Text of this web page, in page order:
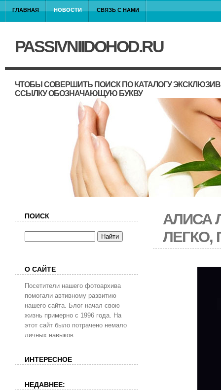
ГЛАВНАЯ НОВОСТИ СВЯЗЬ С НАМИ
PASSIVNIIDOHOD.RU
ЧТОБЫ СОВЕРШИТЬ ПОИСК ПО КАТАЛОГУ
ССЫЛКУ ОБОЗНАЧАЮЩУЮ БУКВУ
АЛИСА
ЛЕГКО,
ПОИСК
О САЙТЕ
Посетители нашего фотоархива
помогали автивному развитию
нашего сайта. Блог начал свою
жизнь примерно с 1996 года. На
этот сайт было потрачено немало
личных навыков.
ИНТЕРЕСНОЕ
НЕДАВНЕЕ: